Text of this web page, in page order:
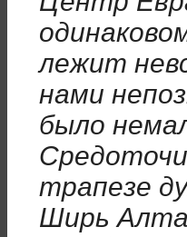
лежит
нами
было
трапезе
Ширь